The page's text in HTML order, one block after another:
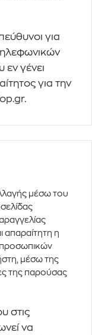
για
εν γένει
για την
.
μέσω του
απαραίτητη η
μέσω της
της παρούσας
στις
να